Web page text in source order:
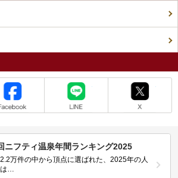
ニフティ温泉年間ランキング2025
万件の中から頂点に選ばれた、2025年の人
…